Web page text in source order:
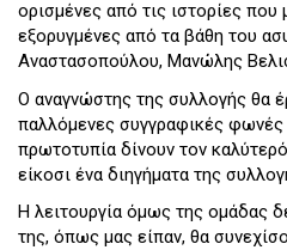
ορισμένες από τις ιστορίες που
εξορυγμένες από τα βάθη του
Αναστασοπούλου, Μανώλης
Ο αναγνώστης της συλλογής θα
παλλόμενες συγγραφικές
πρωτοτυπία δίνουν τον
είκοσι ένα διηγήματα της
Η λειτουργία όμως της ομάδας
της, όπως μας είπαν, θα